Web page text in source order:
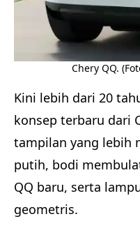
Chery QQ.
Kini lebih dari 20
konsep terbaru dari
tampilan yang lebih
putih, bodi
QQ baru, serta
geometris.